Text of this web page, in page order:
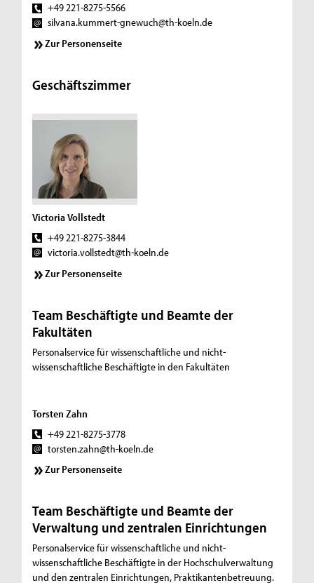
+49 221-8275-5566
silvana.kummert-gnewuch@th-koeln.de
Zur Personenseite
Geschäftszimmer
Victoria Vollstedt
+49 221-8275-3844
victoria.vollstedt@th-koeln.de
Zur Personenseite
Team Beschäftigte und Beamte der
Fakultäten
Personalservice für wissenschaftliche und nicht-
wissenschaftliche Beschäftigte in den Fakultäten
Torsten Zahn
+49 221-8275-3778
torsten.zahn@th-koeln.de
Zur Personenseite
Team Beschäftigte und Beamte der
Verwaltung und zentralen Einrichtungen
Personalservice für wissenschaftliche und nicht-
wissenschaftliche Beschäftigte in der Hochschulverwaltung
und den zentralen Einrichtungen, Praktikantenbetreuung.